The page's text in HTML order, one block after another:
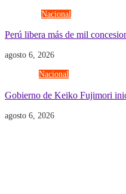
Nacional
Perú libera más de mil
agosto 6, 2026
Nacional
Gobierno de Keiko Fujimori
agosto 6, 2026